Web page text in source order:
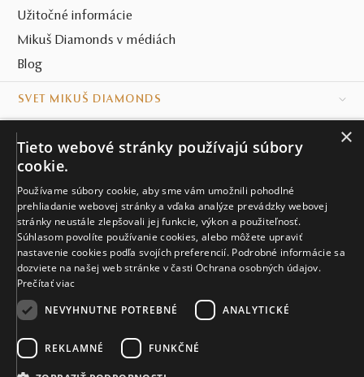
Užitočné informácie
Mikuš Diamonds v médiách
Blog
SVET MIKUŠ DIAMONDS
KONTAKT
Naše klenotníctva
Sídlo spoločnosti
© MIKUŠ DIAMONDS, A.S. 2026. VŠETKY PRÁVA VYHRADENÉ.
×
Tieto webové stránky používajú súbory
cookie.
Používame súbory cookie, aby sme vám umožnili pohodlné
prehliadanie webovej stránky a vďaka analýze prevádzky webovej
stránky neustále zlepšovali jej funkcie, výkon a použiteľnosť.
Súhlasom povolíte používanie cookies, alebo môžete upraviť
nastavenie cookies podľa svojích preferencií. Podrobné informácie sa
dozviete na našej web stránke v časti Ochrana osobných údajov.
Prečítať viac
NEVYHNUTNE POTREBNÉ
ANALYTICKÉ
REKLAMNÉ FUNKČNÉ